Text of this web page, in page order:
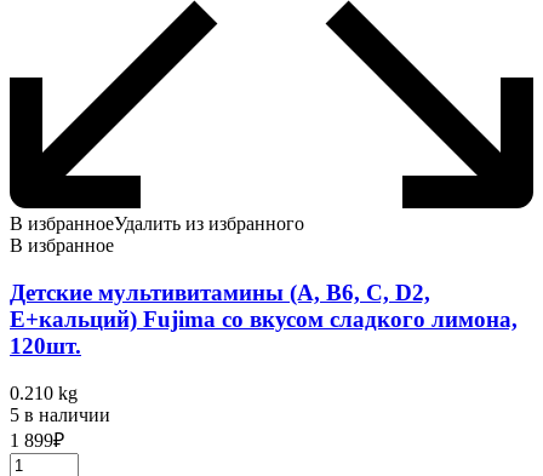
В избранноеУдалить из избранного
В избранное
Детские мультивитамины (A, B6, C, D2,
E+кальций) Fujima со вкусом сладкого лимона,
120шт.
0.210 kg
5 в наличии
1 899₽